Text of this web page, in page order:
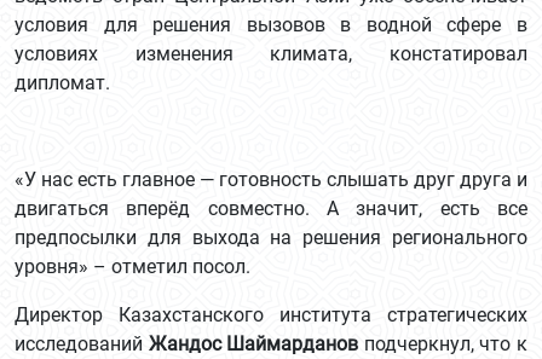
условия для решения вызовов в водной сфере в
условиях изменения климата, констатировал
дипломат.
«У нас есть главное — готовность слышать друг друга и
двигаться вперёд совместно. А значит, есть все
предпосылки для выхода на решения регионального
уровня» – отметил посол.
Директор Казахстанского института стратегических
исследований Жандос Шаймарданов подчеркнул, что к